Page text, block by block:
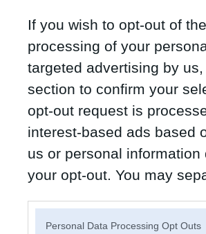
If you wish to opt-out of
processing of your
targeted advertising by
section to confirm your
opt-out request is
interest-based ads based
us or personal
your opt-out. You may
Personal Data Processing Opt Outs